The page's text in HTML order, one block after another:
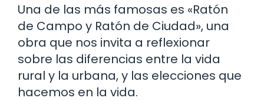
Una de las más famosas es «Ratón
de Campo y Ratón de Ciudad», una
obra que nos invita a reflexionar
sobre las diferencias entre la vida
rural y la urbana, y las elecciones que
hacemos en la vida.